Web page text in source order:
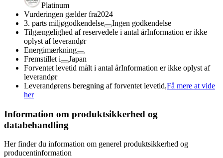
Platinum
Vurderingen gælder fra2024
3. parts miljøgodkendelse
Ingen godkendelse
Tilgængelighed af reservedele i antal årInformation er ikke
oplyst af leverandør
Energimærkning
Fremstillet i
Japan
Forventet levetid målt i antal årInformation er ikke oplyst af
leverandør
Leverandørens beregning af forventet levetid,Få mere at vide
her
Information om produktsikkerhed og
databehandling
Her finder du information om generel produktsikkerhed og
producentinformation